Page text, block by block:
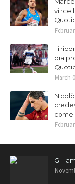
vince
Ti
ora
March
come
Gli